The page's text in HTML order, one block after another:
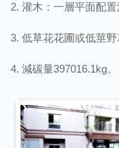
灌木：一層平面配置
低草花花圃或低莖野
減碳量397016.1kg。